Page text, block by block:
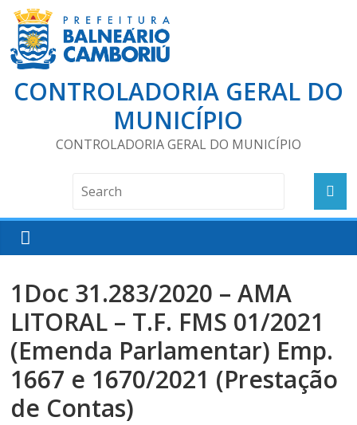
CONTROLADORIA GERAL DO
MUNICÍPIO
CONTROLADORIA GERAL DO MUNICÍPIO
1Doc 31.283/2020 – AMA
LITORAL – T.F. FMS 01/2021
(Emenda Parlamentar) Emp.
1667 e 1670/2021 (Prestação
de Contas)